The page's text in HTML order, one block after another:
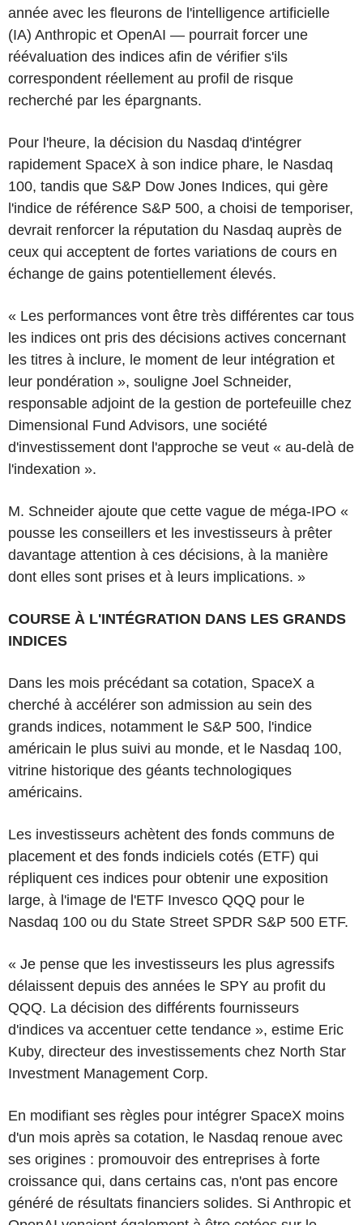
année avec les fleurons de l'intelligence artificielle
(IA) Anthropic et OpenAI — pourrait forcer une
réévaluation des indices afin de vérifier s'ils
correspondent réellement au profil de risque
recherché par les épargnants.
Pour l'heure, la décision du Nasdaq d'intégrer
rapidement SpaceX à son indice phare, le Nasdaq
100, tandis que S&P Dow Jones Indices, qui gère
l'indice de référence S&P 500, a choisi de temporiser,
devrait renforcer la réputation du Nasdaq auprès de
ceux qui acceptent de fortes variations de cours en
échange de gains potentiellement élevés.
« Les performances vont être très différentes car tous
les indices ont pris des décisions actives concernant
les titres à inclure, le moment de leur intégration et
leur pondération », souligne Joel Schneider,
responsable adjoint de la gestion de portefeuille chez
Dimensional Fund Advisors, une société
d'investissement dont l'approche se veut « au-delà de
l'indexation ».
M. Schneider ajoute que cette vague de méga-IPO «
pousse les conseillers et les investisseurs à prêter
davantage attention à ces décisions, à la manière
dont elles sont prises et à leurs implications. »
COURSE À L'INTÉGRATION DANS LES GRANDS
INDICES
Dans les mois précédant sa cotation, SpaceX a
cherché à accélérer son admission au sein des
grands indices, notamment le S&P 500, l'indice
américain le plus suivi au monde, et le Nasdaq 100,
vitrine historique des géants technologiques
américains.
Les investisseurs achètent des fonds communs de
placement et des fonds indiciels cotés (ETF) qui
répliquent ces indices pour obtenir une exposition
large, à l'image de l'ETF Invesco QQQ pour le
Nasdaq 100 ou du State Street SPDR S&P 500 ETF.
« Je pense que les investisseurs les plus agressifs
délaissent depuis des années le SPY au profit du
QQQ. La décision des différents fournisseurs
d'indices va accentuer cette tendance », estime Eric
Kuby, directeur des investissements chez North Star
Investment Management Corp.
En modifiant ses règles pour intégrer SpaceX moins
d'un mois après sa cotation, le Nasdaq renoue avec
ses origines : promouvoir des entreprises à forte
croissance qui, dans certains cas, n'ont pas encore
généré de résultats financiers solides. Si Anthropic et